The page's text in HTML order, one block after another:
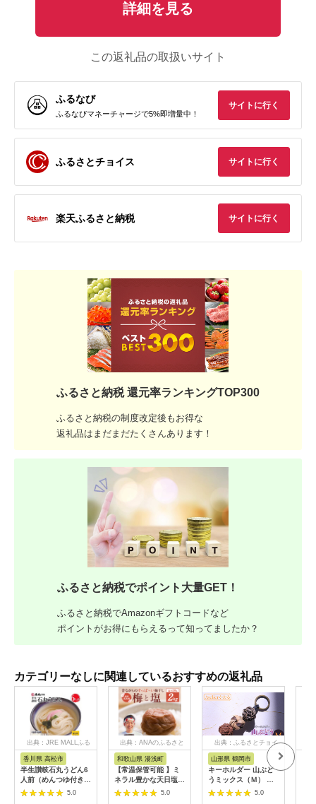
詳細を見る
この返礼品の取扱いサイト
ふるなび
ふるなびマネーチャージで5%即増量中！
サイトに行く
ふるさとチョイス サイトに行く
楽天ふるさと納税 サイトに行く
ふるさと納税 還元率ランキングTOP300
ふるさと納税の制度改定後もお得な
返礼品はまだまだたくさんあります！
ふるさと納税でポイント大量GET！
ふるさと納税でAmazonギフトコードなど
ポイントがお得にもらえるって知ってましたか？
カテゴリーなしに関連しているおすすめの返礼品
出典：JRE MALLふる
さと納税
香川県 高松市
半生讃岐石丸うどん6
人前（めんつゆ付き）
麺300g×2袋
5.0
出典：ANAのふるさと
和歌山県 湯浅町
【常温保管可能 】ミ
ネラル豊かな天日塩だ
けで漬けた無添加梅干
し2kg 梅ボーイズ｜
5.0
出典：ふるさとチョイ
山形県 鶴岡市
キーホルダー 山ぶど
うミックス（Ｍ） 山
形県鶴岡市 アトリエ
かおる | 山葡萄 雑貨
5.0